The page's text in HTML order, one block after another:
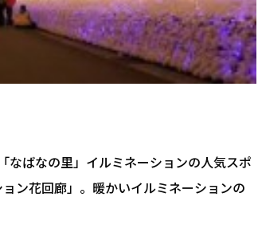
なばなの里」イルミネーションの人気スポ
ン花回廊」。暖かいイルミネーションの